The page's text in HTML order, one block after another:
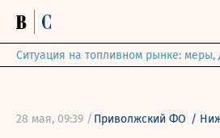
Ситуация на топливном рынке: меры,
28 мая, 09:39 / Приволжский ФО /